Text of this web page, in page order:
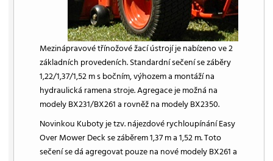
Mezinápravové třínožové žací ústrojí je nabízeno ve 2
základních provedeních. Standardní sečení se záběry
1,22/1,37/1,52 m s bočním, výhozem a montáží na
hydraulická ramena stroje. Agregace je možná na
modely BX231/BX261 a rovněž na modely BX2350.
Novinkou Kuboty je tzv. nájezdové rychloupínání Easy
Over Mower Deck se záběrem 1,37 m a 1,52 m. Toto
sečení se dá agregovat pouze na nové modely BX261 a